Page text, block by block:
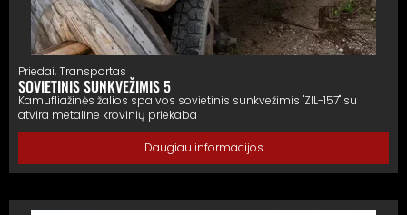
Priedai,Transportas
SOVIETINIS SUNKVEŽIMIS 5
Kamufliažinės žalios spalvos sovietinis sunkvežimis "ZIL-157" su
atvira metaline krovinių priekaba
Daugiau informacijos